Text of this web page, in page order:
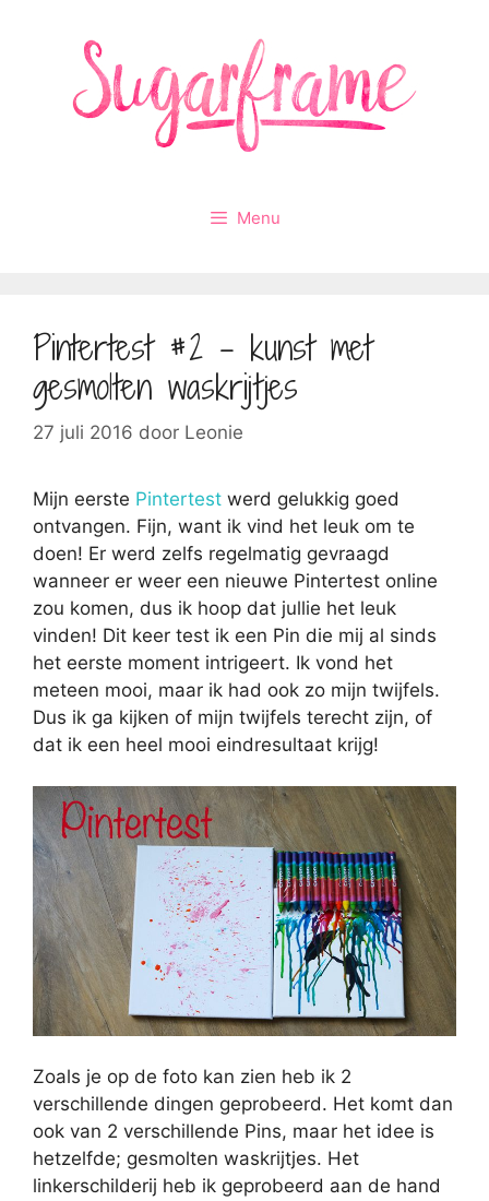
Menu
Pintertest #2 – kunst met
gesmolten waskrijtjes
27 juli 2016 door Leonie
Mijn eerste Pintertest werd gelukkig goed
ontvangen. Fijn, want ik vind het leuk om te
doen! Er werd zelfs regelmatig gevraagd
wanneer er weer een nieuwe Pintertest online
zou komen, dus ik hoop dat jullie het leuk
vinden! Dit keer test ik een Pin die mij al sinds
het eerste moment intrigeert. Ik vond het
meteen mooi, maar ik had ook zo mijn twijfels.
Dus ik ga kijken of mijn twijfels terecht zijn, of
dat ik een heel mooi eindresultaat krijg!
Zoals je op de foto kan zien heb ik 2
verschillende dingen geprobeerd. Het komt dan
ook van 2 verschillende Pins, maar het idee is
hetzelfde; gesmolten waskrijtjes. Het
linkerschilderij heb ik geprobeerd aan de hand